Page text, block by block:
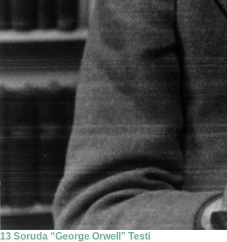
13 Soruda “George Orwell” Testi